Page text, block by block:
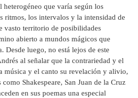
heterogéneo que varía según los
ritmos, los intervalos y la intensidad de
vasto territorio de posibilidades
abierto a mundos mágicos que
Desde luego, no está lejos de este
al señalar que la contrariedad y el
música y el canto su revelación y alivio,
Shakespeare, San Juan de la Cruz
en sus poemas una especial